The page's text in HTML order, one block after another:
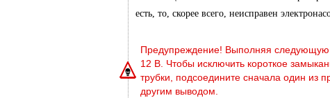
есть, то, скорее всего, неисправен
Предупреждение! Выполняя
12 В. Чтобы исключить короткое
трубки, подсоедините сначала один из
другим выводом.